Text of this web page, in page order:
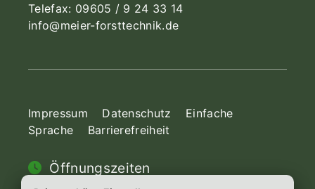
Telefax: 09605 / 9 24 33 14
info@meier-forsttechnik.de
Impressum Datenschutz
Einfache
Sprache
Barrierefreiheit
Öffnungszeiten